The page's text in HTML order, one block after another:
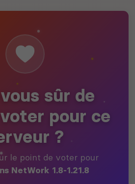
sûr de
pour ce
?
le point de voter pour
NetWork 1.8-1.21.8